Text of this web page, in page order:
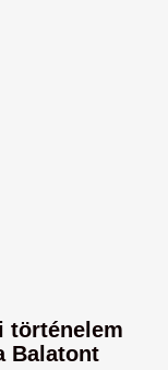
történelem
Balatont